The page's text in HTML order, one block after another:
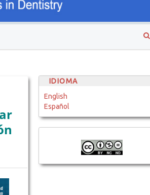
IDIOMA
English
Español